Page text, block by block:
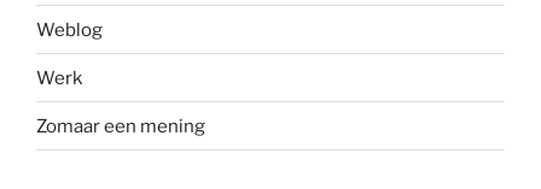
Weblog
Werk
Zomaar een mening